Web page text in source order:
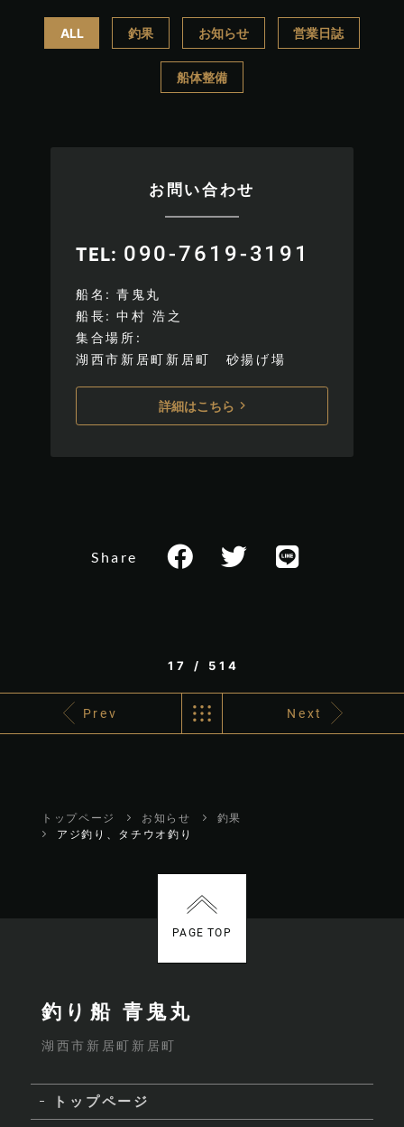
ALL 釣果 お知らせ 営業日誌
船体整備
お問い合わせ
TEL 090-7619-3191
船名
青鬼丸
船長
中村 浩之
集合場所
湖西市新居町新居町 砂揚げ場
詳細はこちら
Share
17 / 514
Prev Next
トップページ お知らせ
釣果
アジ釣り、タチウオ釣り
PAGE TOP
釣り船 青鬼丸
湖西市新居町新居町
トップページ